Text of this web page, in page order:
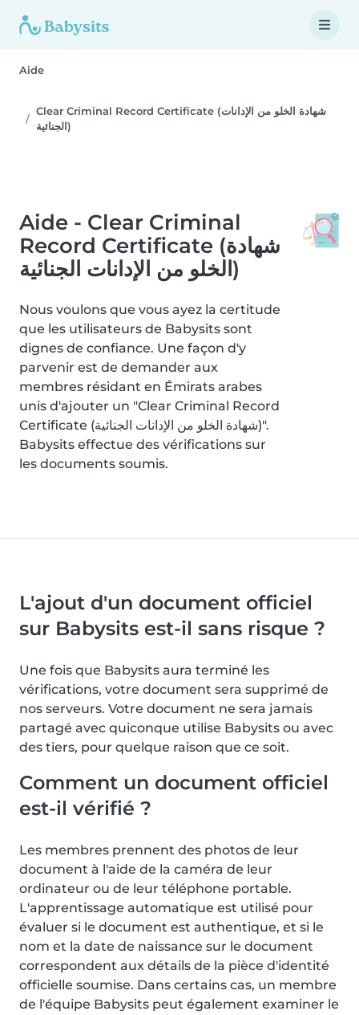
Aide
Clear Criminal Record Certificate (شهادة الخلو من الإدانات
الجنائية)
Aide - Clear Criminal
Record Certificate (شهادة
الخلو من الإدانات الجنائية)
Nous voulons que vous ayez la certitude
que les utilisateurs de Babysits sont
dignes de confiance. Une façon d'y
parvenir est de demander aux
membres résidant en Émirats arabes
unis d'ajouter un "Clear Criminal Record
Certificate (شهادة الخلو من الإدانات الجنائية)".
Babysits effectue des vérifications sur
les documents soumis.
L'ajout d'un document officiel
sur Babysits est-il sans risque ?
Une fois que Babysits aura terminé les
vérifications, votre document sera supprimé de
nos serveurs. Votre document ne sera jamais
partagé avec quiconque utilise Babysits ou avec
des tiers, pour quelque raison que ce soit.
Comment un document officiel
est-il vérifié ?
Les membres prennent des photos de leur
document à l'aide de la caméra de leur
ordinateur ou de leur téléphone portable.
L'apprentissage automatique est utilisé pour
évaluer si le document est authentique, et si le
nom et la date de naissance sur le document
correspondent aux détails de la pièce d'identité
officielle soumise. Dans certains cas, un membre
de l'équipe Babysits peut également examiner le